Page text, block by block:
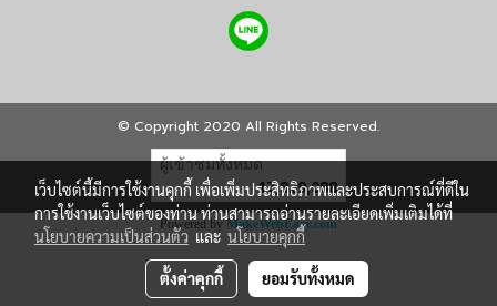
© Copyright 2020 All Rights Reserved.
ผู้เข้าชมทั้งหมด
17,829,088
Powered byMakeWebEasy.com
เว็บไซต์นี้มีการใช้งานคุกกี้ เพื่อเพิ่มประสิทธิภาพและประสบการณ์ที่ดีใน
การใช้งานเว็บไซต์ของท่าน ท่านสามารถอ่านรายละเอียดเพิ่มเติมได้ที่
นโยบายความเป็นส่วนตัว และ นโยบายคุกกี้
ตั้งค่าคุกกี้ ยอมรับทั้งหมด